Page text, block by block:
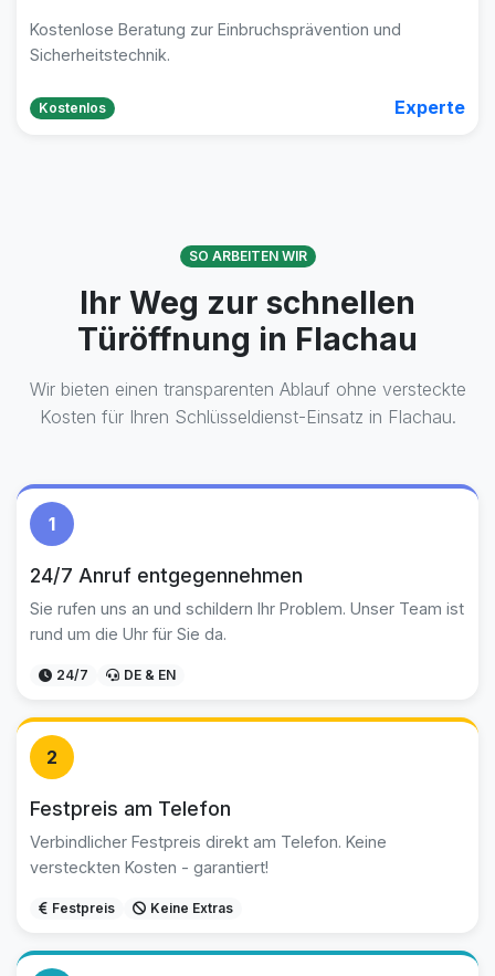
Kostenlose Beratung zur Einbruchsprävention und
Sicherheitstechnik.
Kostenlos Experte
SO ARBEITEN WIR
Ihr Weg zur schnellen
Türöffnung in Flachau
Wir bieten einen transparenten Ablauf ohne versteckte
Kosten für Ihren Schlüsseldienst-Einsatz in Flachau.
1
24/7 Anruf entgegennehmen
Sie rufen uns an und schildern Ihr Problem. Unser Team ist
rund um die Uhr für Sie da.
24/7 DE & EN
2
Festpreis am Telefon
Verbindlicher Festpreis direkt am Telefon. Keine
versteckten Kosten - garantiert!
Festpreis Keine Extras